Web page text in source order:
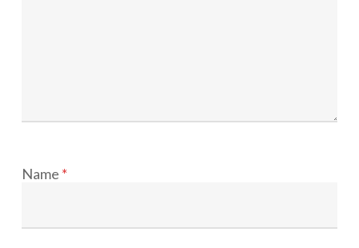
Name *